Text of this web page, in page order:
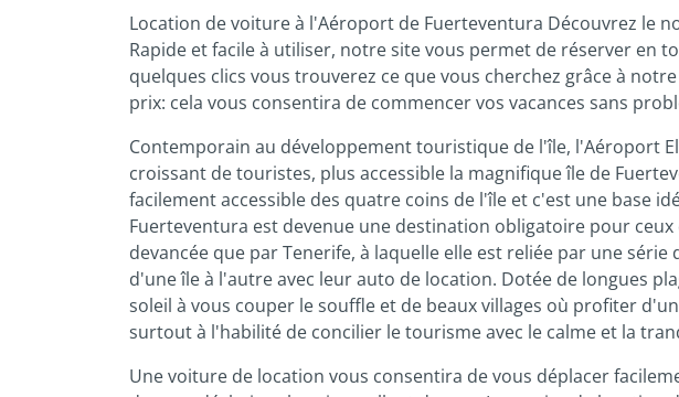
Location de voiture à l'Aéroport de Fuerteventura Découvrez le
Rapide et facile à utiliser, notre site vous permet de réserver en
quelques clics vous trouverez ce que vous cherchez grâce à
prix: cela vous consentira de commencer vos vacances sans
Contemporain au développement touristique de l'île, l'Aéroport
croissant de touristes, plus accessible la magnifique île de
facilement accessible des quatre coins de l'île et c'est une base
Fuerteventura est devenue une destination obligatoire pour
devancée que par Tenerife, à laquelle elle est reliée par une
d'une île à l'autre avec leur auto de location. Dotée de longues
soleil à vous couper le souffle et de beaux villages où profiter
surtout à l'habilité de concilier le tourisme avec le calme et la
Une voiture de location vous consentira de vous déplacer